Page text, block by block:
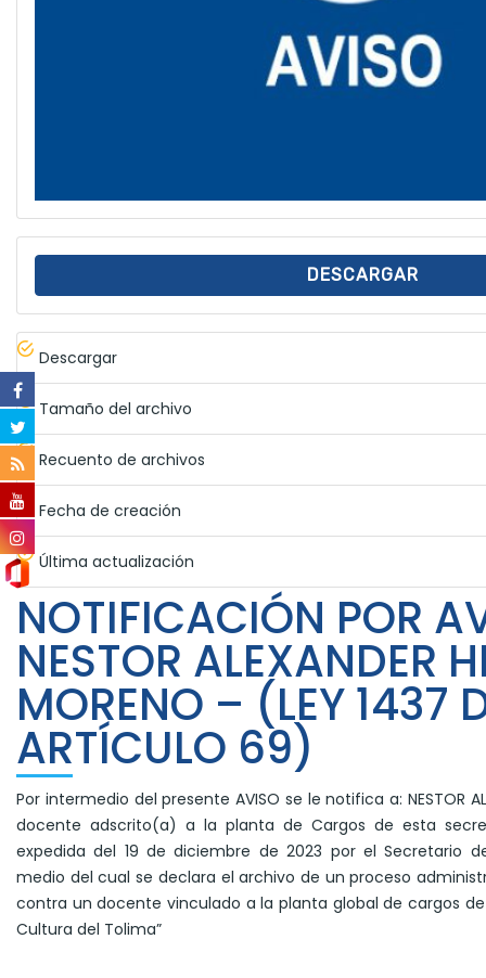
DESCARGAR
Descargar
Tamaño del archivo
Recuento de archivos
Fecha de creación
Última actualización
NOTIFICACIÓN POR
NESTOR ALEXANDER
MORENO – (LEY 1437
ARTÍCULO 69)
Por intermedio del presente AVISO se le notifica a: NESTOR
docente adscrito(a) a la planta de Cargos de esta
expedida del 19 de diciembre de 2023 por el Secretario
medio del cual se declara el archivo de un proceso
contra un docente vinculado a la planta global de cargos
Cultura del Tolima”